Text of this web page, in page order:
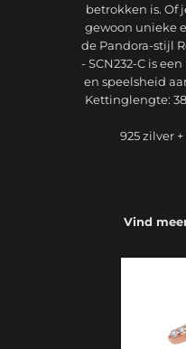
betrokken is. Of
gewoon unieke
de Pandora-stijl
- SCN232-C is
en speelsheid
Kettinglengte:
925 zilver
Vind